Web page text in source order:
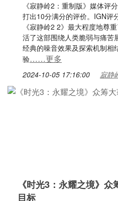
《寂静岭2：重制版》媒体评
打出10分满分的评价。IGN评
《寂静岭2 2》最大程度地尊
活了这部围绕人类脆弱与痛苦
经典的噪音效果及探索机制相
验……更多
2024-10-05 17:16:00 寂静
《时光3：永耀之境》
目标